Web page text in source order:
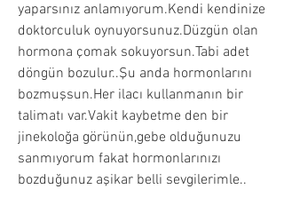
yaparsınız anlamıyorum.Kendi kendinize
doktorculuk oynuyorsunuz.Düzgün olan
hormona çomak sokuyorsun.Tabi adet
döngün bozulur..Şu anda hormonlarını
bozmuşsun.Her ilacı kullanmanın bir
talimatı var.Vakit kaybetme den bir
jinekoloğa görünün,gebe olduğunuzu
sanmıyorum fakat hormonlarınızı
bozduğunuz aşikar belli sevgilerimle..